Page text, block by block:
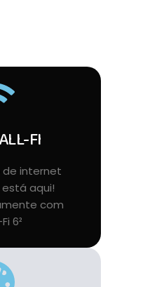
FI
de internet
aqui!
com
6²